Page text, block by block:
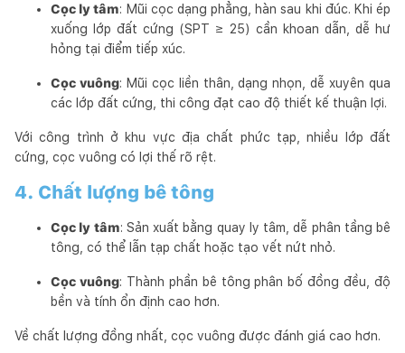
Cọc ly tâm: Mũi cọc dạng phẳng, hàn sau khi đúc. Khi ép
xuống lớp đất cứng (SPT ≥ 25) cần khoan dẫn, dễ hư
hỏng tại điểm tiếp xúc.
Cọc vuông: Mũi cọc liền thân, dạng nhọn, dễ xuyên qua
các lớp đất cứng, thi công đạt cao độ thiết kế thuận lợi.
Với công trình ở khu vực địa chất phức tạp, nhiều lớp đất
cứng, cọc vuông có lợi thế rõ rệt.
4. Chất lượng bê tông
Cọc ly tâm: Sản xuất bằng quay ly tâm, dễ phân tầng bê
tông, có thể lẫn tạp chất hoặc tạo vết nứt nhỏ.
Cọc vuông: Thành phần bê tông phân bố đồng đều, độ
bền và tính ổn định cao hơn.
Về chất lượng đồng nhất, cọc vuông được đánh giá cao hơn.